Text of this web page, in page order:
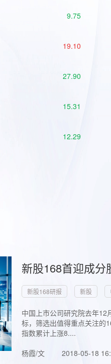
9.75
19.10
27.90
15.31
12.29
新股168首迎成
新股168研报 新股
中国上市公司研究院去年
标，筛选出值得重点关注的
指数累计上涨8....
杨霞/文
2018-05-18